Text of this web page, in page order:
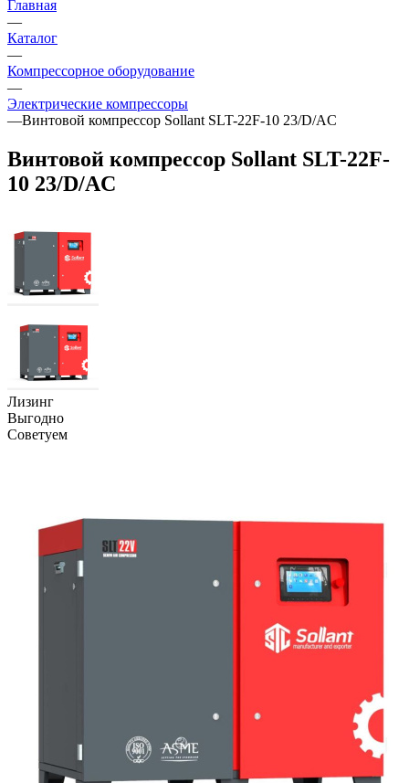
Главная
—
Каталог
—
Компрессорное оборудование
—
Электрические компрессоры
—Винтовой компрессор Sollant SLT-22F-10 23/D/AC
Винтовой компрессор Sollant SLT-22F-
10 23/D/AC
Лизинг
Выгодно
Советуем